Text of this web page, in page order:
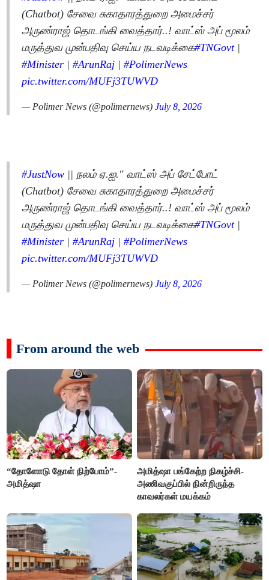
(Chatbot) சேவை சுகாதாரத்துறை அமைச்சர்
அருண்ராஜ் தொடங்கி வைத்தார்..! வாட்ஸ் அப் மூலம்
மருத்துவ முன்பதிவு செய்ய நடவடிக்கை#TNGovt|
#Minister |#ArunRaj |#PolimerNews
pic.twitter.com/MUFj3TUWVD
— Polimer News (@polimernews)July 8, 2026
#JustNow || நலம் ஏ.ஐ." வாட்ஸ் அப் சேட்போட்
(Chatbot) சேவை சுகாதாரத்துறை அமைச்சர்
அருண்ராஜ் தொடங்கி வைத்தார்..! வாட்ஸ் அப் மூலம்
மருத்துவ முன்பதிவு செய்ய நடவடிக்கை#TNGovt|
#Minister |#ArunRaj |#PolimerNews
pic.twitter.com/MUFj3TUWVD
— Polimer News (@polimernews)July 8, 2026
From around the web
“தோளோடு தோள் நிற்போம்”-
அமித்ஷா
அமித்ஷா பங்கேற்ற நிகழ்ச்சி-
அணிவகுப்பில் நின்றிருந்த
காவலர்கள் மயக்கம்